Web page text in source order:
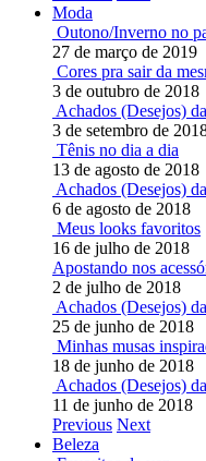
Moda
Outono/Inverno no
27 de março de 2019
Cores pra sair da
3 de outubro de 2018
Achados (Desejos)
3 de setembro de
Tênis no dia a dia
13 de agosto de 2018
Achados (Desejos)
6 de agosto de 2018
Meus looks favoritos
16 de julho de 2018
Apostando nos
2 de julho de 2018
Achados (Desejos)
25 de junho de 2018
Minhas musas
18 de junho de 2018
Achados (Desejos)
11 de junho de 2018
Previous Next
Beleza